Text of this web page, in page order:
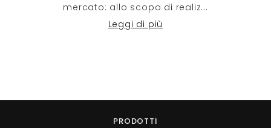
mercato: allo scopo di realiz...
Leggi di più
PRODOTTI